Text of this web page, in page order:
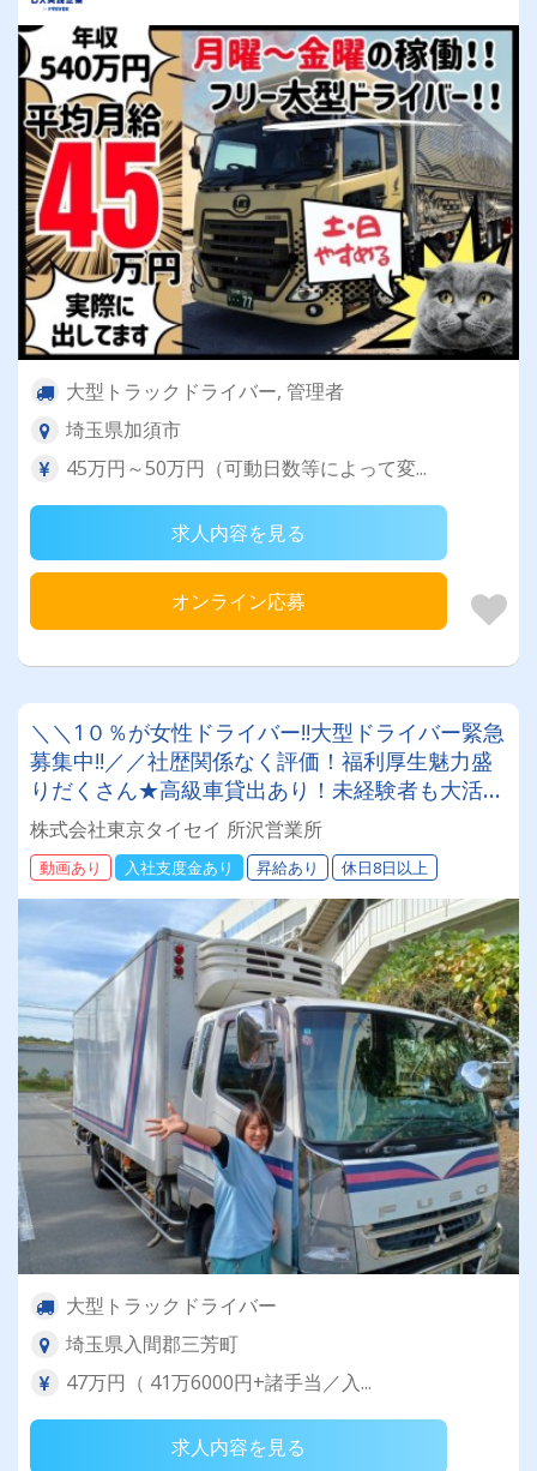
大型トラックドライバー, 管理者
埼玉県加須市
45万円～50万円（可動日数等によって変...
求人内容を見る
オンライン応募
＼＼1０％が女性ドライバー!!大型ドライバー緊急
募集中!!／／社歴関係なく評価！福利厚生魅力盛
りだくさん★高級車貸出あり！未経験者も大活躍
中！！寮・社宅完備しているので遠方の方でも安
心して入社いただけます！
株式会社東京タイセイ 所沢営業所
動画あり 入社支度金あり 昇給あり 休日8日以上
大型トラックドライバー
埼玉県入間郡三芳町
47万円（ 41万6000円+諸手当／入...
求人内容を見る